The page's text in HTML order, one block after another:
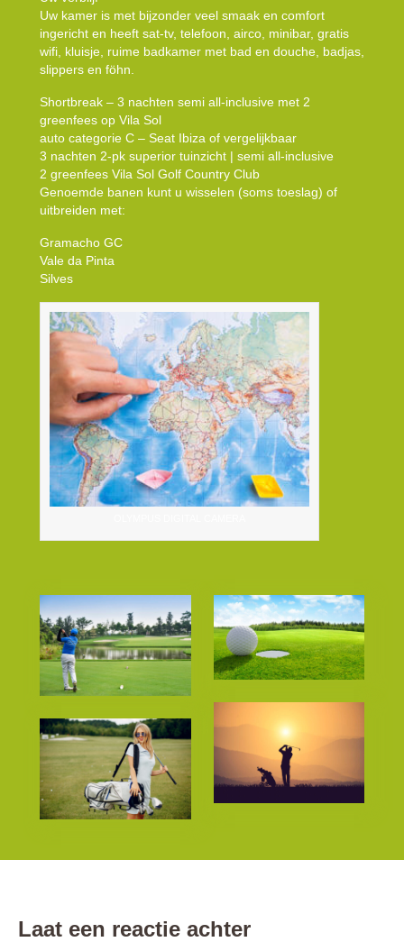
Uw kamer is met bijzonder veel smaak en comfort
ingericht en heeft sat-tv, telefoon, airco, minibar, gratis
wifi, kluisje, ruime badkamer met bad en douche, badjas,
slippers en föhn.
Shortbreak – 3 nachten semi all-inclusive met 2
greenfees op Vila Sol
auto categorie C – Seat Ibiza of vergelijkbaar
3 nachten 2-pk superior tuinzicht | semi all-inclusive
2 greenfees Vila Sol Golf Country Club
Genoemde banen kunt u wisselen (soms toeslag) of
uitbreiden met:
Gramacho GC
Vale da Pinta
Silves
Laat een reactie achter